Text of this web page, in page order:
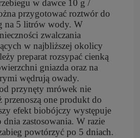
w dawce 10 g /
przygotować roztwór do
na 5 litrów wody. W
zwalczania
w najbliższej okolicy
preparat rozsypać cienką
gniazda oraz na
wędrują owady.
przynęty mrówek nie
przenoszą one produkt do
efekt biobójczy występuje
dnia zastosowania. W razie
powtórzyć po 5 dniach.